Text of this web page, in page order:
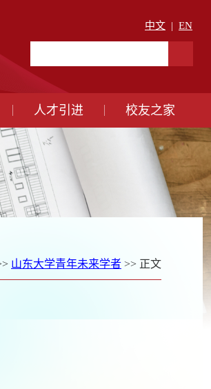
中文 | EN
人才引进 校友之家
山东大学青年未来学者 >> 正文